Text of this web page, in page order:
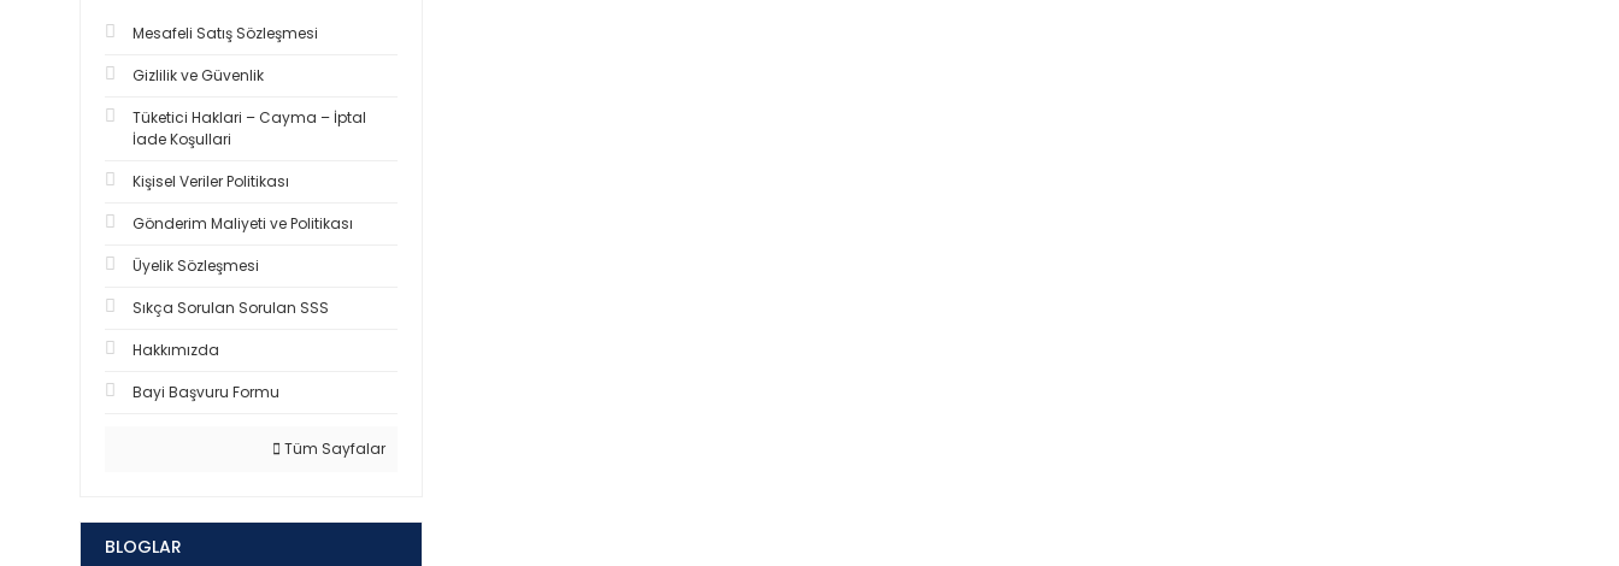
Mesafeli Satış Sözleşmesi
Gizlilik ve Güvenlik
Tüketici Haklari – Cayma – İptal
İade Koşullari
Kişisel Veriler Politikası
Gönderim Maliyeti ve Politikası
Üyelik Sözleşmesi
Sıkça Sorulan Sorulan SSS
Hakkımızda
Bayi Başvuru Formu
Tüm Sayfalar
BLOGLAR